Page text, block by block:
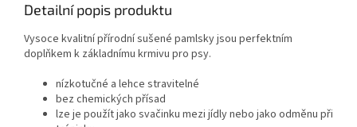
Detailní popis produktu
Vysoce kvalitní přírodní sušené pamlsky jsou perfektním
doplňkem k základnímu krmivu pro psy.
nízkotučné a lehce stravitelné
bez chemických přísad
lze je použít jako svačinku mezi jídly nebo jako odměnu při